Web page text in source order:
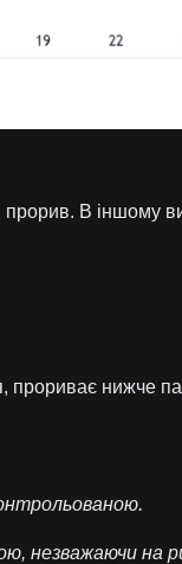
В іншому
прориває нижче
незважаючи на